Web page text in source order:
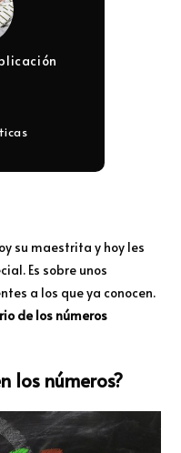
su maestrita y hoy les
Es sobre unos
a los que ya conocen.
de los números
los números?